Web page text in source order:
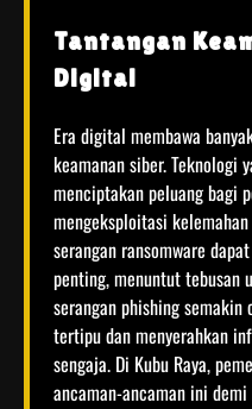
Tantangan
Digital
Era digital membawa
keamanan siber. Teknologi
menciptakan peluang bagi
mengeksploitasi
serangan ransomware
penting, menuntut tebusan
serangan phishing semakin
tertipu dan menyerahkan
sengaja. Di Kubu Raya,
ancaman-ancaman ini